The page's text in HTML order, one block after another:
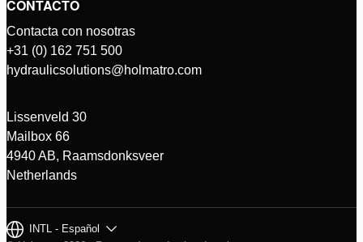
CONTACTO
Contacta con nosotras
+31 (0) 162 751 500
hydraulicsolutions@holmatro.com
Lissenveld 30
Mailbox 66
4940 AB, Raamsdonksveer
Netherlands
INTL - Español